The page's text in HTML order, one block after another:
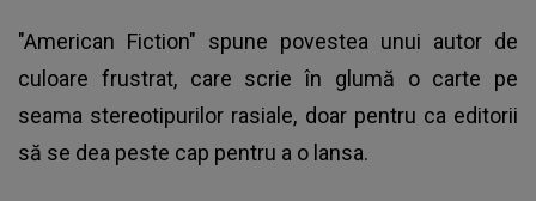
"American Fiction" spune povestea unui autor de
culoare frustrat, care scrie în glumă o carte pe
seama stereotipurilor rasiale, doar pentru ca editorii
să se dea peste cap pentru a o lansa.